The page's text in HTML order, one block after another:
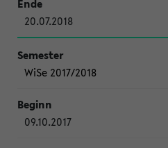
20.07.2018
WiSe 2017/2018
09.10.2017